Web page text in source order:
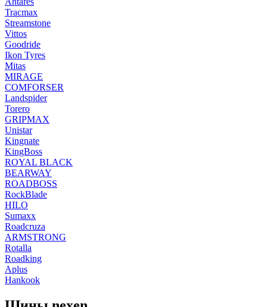
Tracmax
Streamstone
Vittos
Goodride
Ikon Tyres
Mitas
MIRAGE
COMFORSER
Landspider
Torero
GRIPMAX
Unistar
Kingnate
KingBoss
ROYAL BLACK
BEARWAY
ROADBOSS
RockBlade
HILO
Sumaxx
Roadcruza
ARMSTRONG
Rotalla
Roadking
Aplus
Hankook